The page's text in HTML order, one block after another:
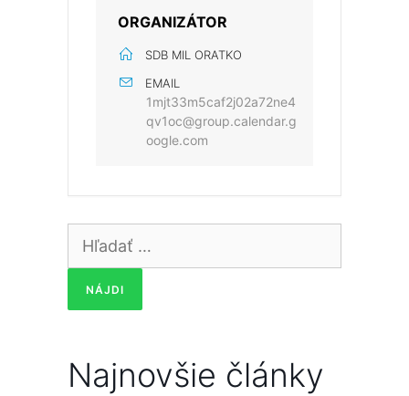
ORGANIZÁTOR
SDB MIL ORATKO
EMAIL
1mjt33m5caf2j02a72ne4
qv1oc@group.calendar.g
oogle.com
Hľadať:
Najnovšie články